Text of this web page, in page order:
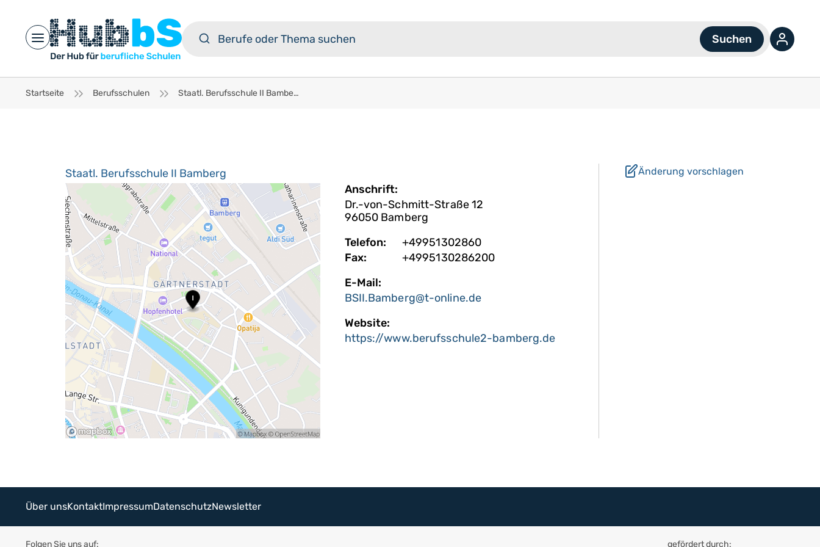
Open main menu
Startseite Berufsschulen Staatl. Berufsschule II Bamberg
Staatl. Berufsschule II Bamberg
Anschrift:
Dr.-von-Schmitt-Straße 12
96050 Bamberg
Telefon:
+49951302860
Fax:
+4995130286200
E-Mail:
BSII.Bamberg@t-online.de
Website:
https://www.berufsschule2-bamberg.de
Änderung vorschlagen
Über unsKontaktImpressumDatenschutzNewsletter
Folgen Sie uns auf: gefördert durch: